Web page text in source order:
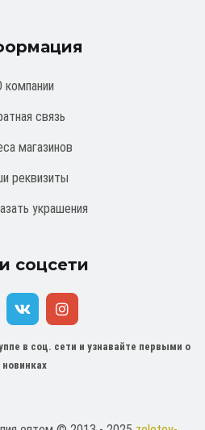
компании
связь
магазинов
реквизиты
украшения
соцсети
в соц. сети и узнавайте первыми о
новинках